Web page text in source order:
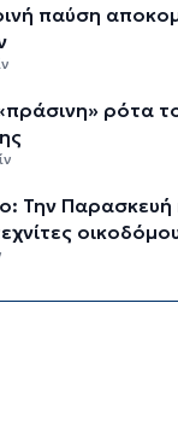
παύση
ρότα
Την
που